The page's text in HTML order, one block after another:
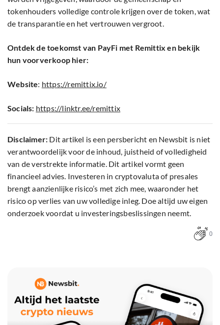
tokenhouders volledige controle krijgen over de token, wat
de transparantie en het vertrouwen vergroot.
Ontdek de toekomst van PayFi met Remittix en bekijk
hun voorverkoop hier:
Website: https://remittix.io/
Socials: https://linktr.ee/remittix
Disclaimer: Dit artikel is een persbericht en Newsbit is niet
verantwoordelijk voor de inhoud, juistheid of volledigheid
van de verstrekte informatie. Dit artikel vormt geen
financieel advies. Investeren in cryptovaluta of presales
brengt aanzienlijke risico’s met zich mee, waaronder het
risico op verlies van uw volledige inleg. Doe altijd uw eigen
onderzoek voordat u investeringsbeslissingen neemt.
0